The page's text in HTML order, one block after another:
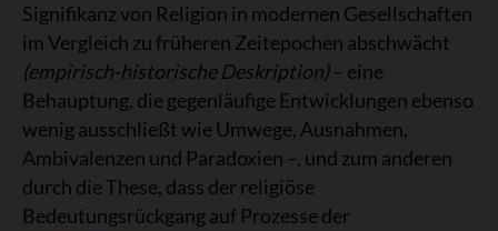
Signifikanz von Religion in modernen Gesellschaften
im Vergleich zu früheren Zeitepochen abschwächt
(empirisch-historische Deskription)– eine
Behauptung, die gegenläufige Entwicklungen ebenso
wenig ausschließt wie Umwege, Ausnahmen,
Ambivalenzen und Paradoxien –, und zum anderen
durch die These, dass der religiöse
Bedeutungsrückgang auf Prozesse der